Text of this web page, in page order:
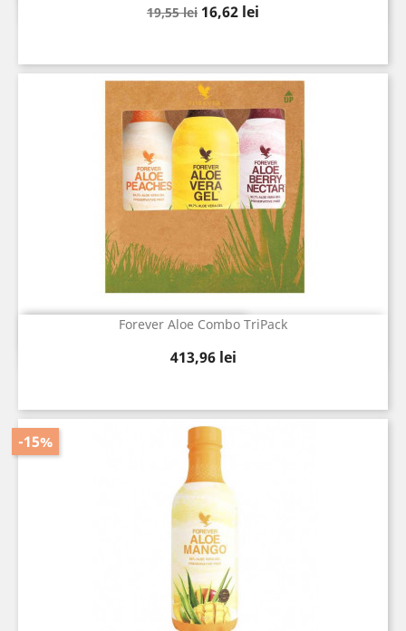
Pret
19,55 lei Pret
16,62 lei
Forever Aloe Combo TriPack
Pret
413,96 lei
Vizualizare rapida
-15%